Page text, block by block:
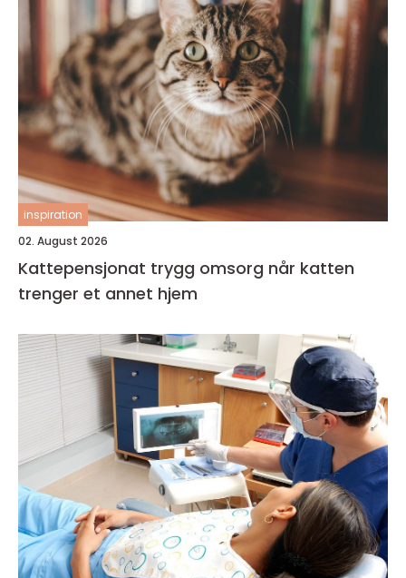
inspiration
02. August 2026
Kattepensjonat trygg omsorg når katten
trenger et annet hjem